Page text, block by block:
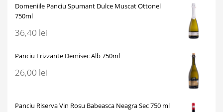
Domeniile Panciu Spumant Dulce Muscat Ottonel
750ml
36,40 lei
Panciu Frizzante Demisec Alb 750ml
26,00 lei
Panciu Riserva Vin Rosu Babeasca Neagra Sec 750 ml